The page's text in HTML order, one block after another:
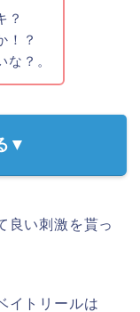
？
！？
な？。
▼
良い刺激を貰っ
イトリールは